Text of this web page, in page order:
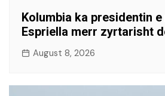
Kolumbia ka presidentin e
Espriella merr zyrtarisht
August 8, 2026